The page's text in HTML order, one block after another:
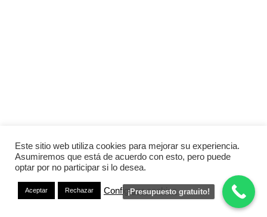
Este sitio web utiliza cookies para mejorar su experiencia.
Asumiremos que está de acuerdo con esto, pero puede
optar por no participar si lo desea.
Aceptar Rechazar Configurar cookies
¡Presupuesto gratuito!